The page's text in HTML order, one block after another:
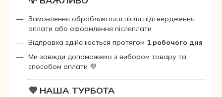
Замовлення обробляються після підтвердження
оплати або оформлення післяплати
Відправка здійснюється протягом 1 робочого дня
Ми завжди допоможемо з вибором товару та
способом оплати 💜
💜 НАША ТУРБОТА